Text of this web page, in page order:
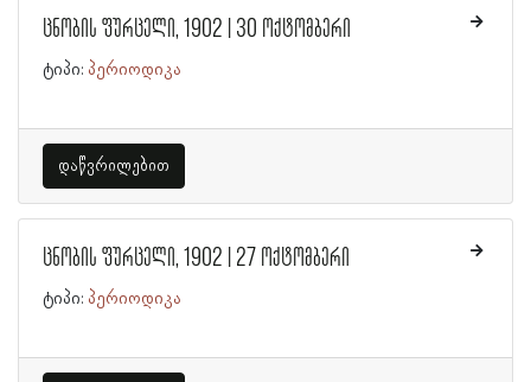
ცნობის ფურცელი, 1902 | 30 ოქტომბერი
ტიპი: პერიოდიკა
დაწვრილებით
ცნობის ფურცელი, 1902 | 27 ოქტომბერი
ტიპი: პერიოდიკა